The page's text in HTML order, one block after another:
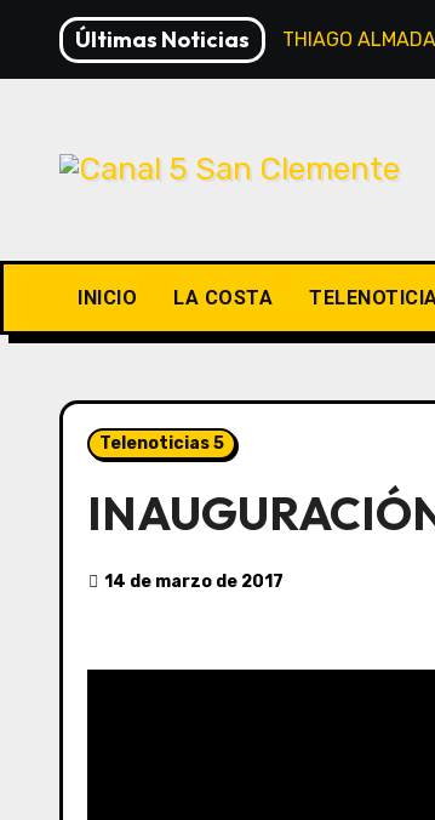
contenido
Últimas Noticias
RIVER INSCRIBIÓ A THIAGO
INICIO LA COSTA
Telenoticias 5
14 de marzo de 2017